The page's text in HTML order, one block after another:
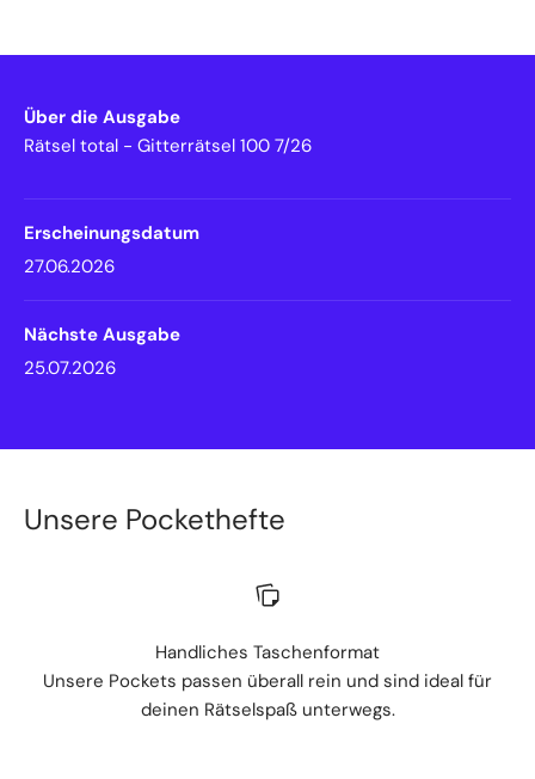
Über die Ausgabe
Rätsel total - Gitterrätsel 100 7/26
Erscheinungsdatum
27.06.2026
Nächste Ausgabe
25.07.2026
Unsere Pockethefte
Handliches Taschenformat
Unsere Pockets passen überall rein und sind ideal für
deinen Rätselspaß unterwegs.